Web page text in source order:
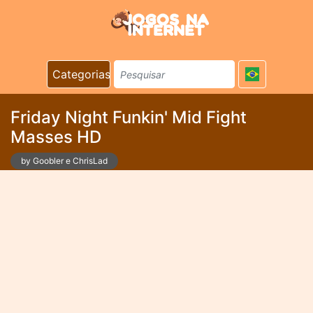
Categorias
Friday Night Funkin' Mid Fight
Masses HD
by Goobler e ChrisLad